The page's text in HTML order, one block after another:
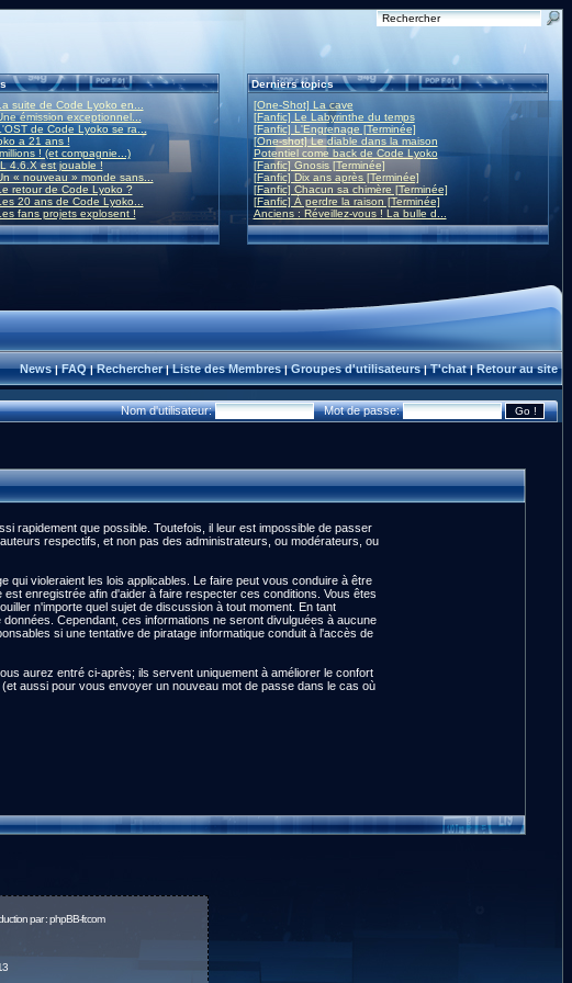
suite de Code Lyoko en...
émission exceptionnel...
de Code Lyoko se ra...
a 21 ans !
! (et compagnie...)
4.6.X est jouable !
« nouveau » monde sans...
retour de Code Lyoko ?
20 ans de Code Lyoko...
fans projets explosent !
Derniers topics
[One-Shot] La cave
[Fanfic] Le Labyrinthe du temps
[Fanfic] L'Engrenage [Terminée]
[One-shot] Le diable dans la maison
Potentiel come back de Code Lyoko
[Fanfic] Gnosis [Terminée]
[Fanfic] Dix ans après [Terminée]
[Fanfic] Chacun sa chimère [Terminée]
[Fanfic] À perdre la raison [Terminée]
Anciens : Réveillez-vous ! La bulle d...
News|FAQ|Rechercher|Liste des Membres|Groupes d'utilisateurs|T'chat|Retour au site
Nom d'utilisateur: Mot de passe:
rapidement que possible. Toutefois, il leur est impossible de passer
respectifs, et non pas des administrateurs, ou modérateurs, ou
violeraient les lois applicables. Le faire peut vous conduire à être
enregistrée afin d'aider à faire respecter ces conditions. Vous êtes
n'importe quel sujet de discussion à tout moment. En tant
Cependant, ces informations ne seront divulguées à aucune
si une tentative de piratage informatique conduit à l'accès de
aurez entré ci-après; ils servent uniquement à améliorer le confort
aussi pour vous envoyer un nouveau mot de passe dans le cas où
par :phpBB-fr.com